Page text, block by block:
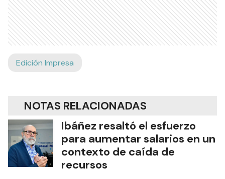
Edición Impresa
NOTAS RELACIONADAS
Ibáñez resaltó el esfuerzo
para aumentar salarios en un
contexto de caída de
recursos